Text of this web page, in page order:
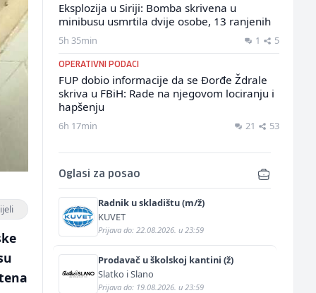
Eksplozija u Siriji: Bomba skrivena u
minibusu usmrtila dvije osobe, 13 ranjenih
5h 35min 1 5
OPERATIVNI PODACI
FUP dobio informacije da se Đorđe Ždrale
skriva u FBiH: Rade na njegovom lociranju i
hapšenju
6h 17min 21 53
Oglasi za posao
Radnik u skladištu (m/ž)
KUVET
Prijava do: 22.08.2026. u 23:59
Prodavač u školskoj kantini (ž)
Slatko i Slano
Prijava do: 19.08.2026. u 23:59